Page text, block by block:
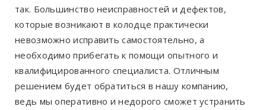
так. Большинство неисправностей и дефектов,
которые возникают в колодце практически
невозможно исправить самостоятельно, а
необходимо прибегать к помощи опытного и
квалифицированного специалиста. Отличным
решением будет обратиться в нашу компанию,
ведь мы оперативно и недорого сможет устранить